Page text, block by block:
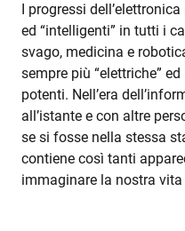
I progressi
ed “intelligenti” in tutti i
svago, medicina e
sempre più “elettriche”
potenti. Nell’era
all’istante e con altre
se si fosse nella stessa
contiene così tanti
immaginare la nostra